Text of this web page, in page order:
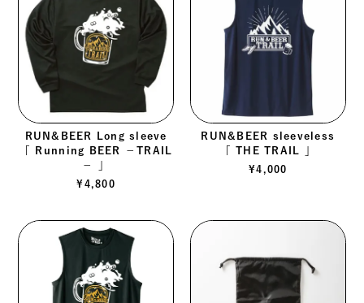
RUN&BEER Long sleeve
「 Running BEER －TRAIL
－ 」
¥4,800
RUN&BEER sleeveless
「 THE TRAIL 」
¥4,000